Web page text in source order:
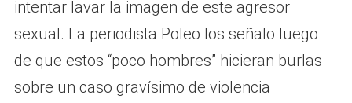
intentar lavar la imagen de este agresor
sexual. La periodista Poleo los señalo luego
de que estos “poco hombres” hicieran burlas
sobre un caso gravísimo de violencia